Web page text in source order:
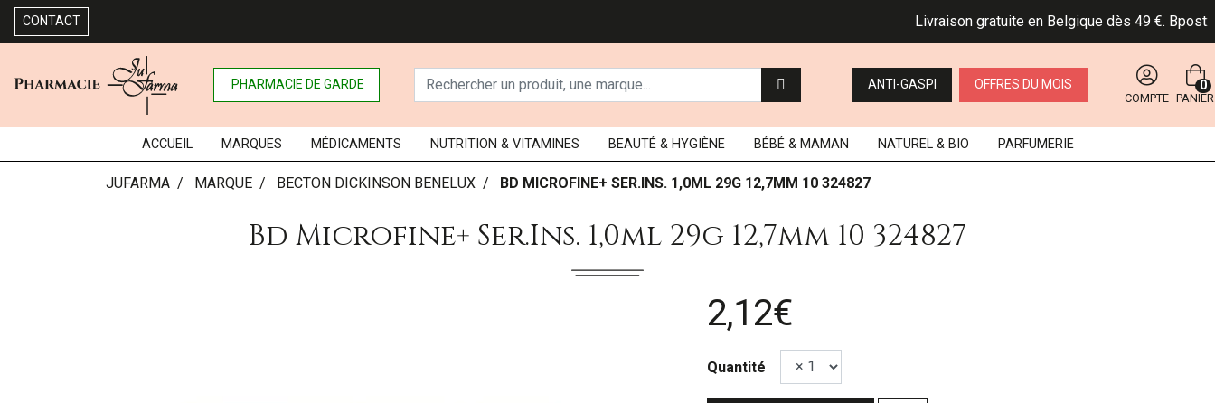
CONTACT Livraison gratuite en Belgique dès 49 €. Bpost:
PHARMACIE DE GARDE ANTI-GASPI OFFRES DU MOIS
COMPTE PANIER
0
ACCUEIL MARQUES MÉDICAMENTS NUTRITION & VITAMINES BEAUTÉ & HYGIÈNE BÉBÉ & MAMAN NATUREL & BIO PARFUMERIE
JUFARMA MARQUE BECTON DICKINSON BENELUX BD MICROFINE+ SER.INS. 1,0ML 29G 12,7MM 10 324827
Bd Microfine+ Ser.ins. 1,0ml 29g 12,7mm 10 324827
2,12€
Quantité